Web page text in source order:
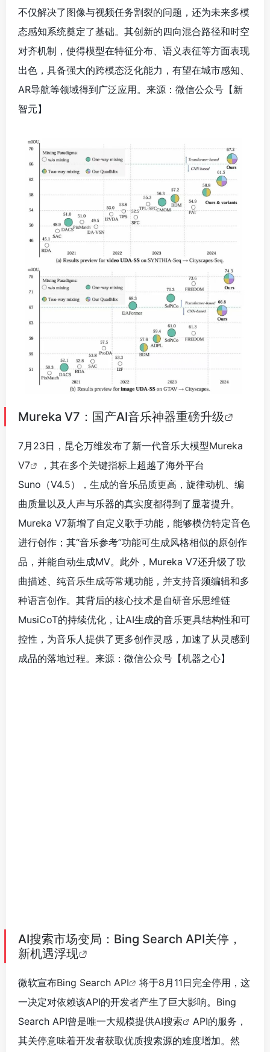
不仅解决了图像与视频任务割裂的问题，还为未来多模
态感知系统奠定了基础。其创新的四向混合路径和时空
对齐机制，使得模型在特征分布、语义表征等方面表现
出色，具备强大的跨模态泛化能力，有望在城市感知、
AR导航等领域得到广泛应用。来源：微信公众号【新
智元】
Mureka V7：国产AI音乐神器重磅升级
7月23日，昆仑万维发布了新一代音乐大模型Mureka
V7
，其在多个关键指标上超越了海外平台
Suno（V4.5），生成的音乐品质更高，旋律动机、编
曲质量以及人声与乐器的真实度都得到了显著提升。
Mureka V7新增了自定义歌手功能，能够模仿特定音色
进行创作；其“音乐参考”功能可生成风格相似的原创作
品，并能自动生成MV。此外，Mureka V7还升级了歌
曲描述、纯音乐生成等常规功能，并支持音频编辑和多
种语言创作。其背后的核心技术是自研音乐思维链
MusiCoT的持续优化，让AI生成的音乐更具结构性和可
控性，为音乐人提供了更多创作灵感，加速了从灵感到
成品的落地过程。来源：微信公众号【机器之心】
AI搜索市场变局：Bing Search API关停，
新机遇浮现
微软宣布Bing Search API
将于8月11日完全停用，这
一决定对依赖该API的开发者产生了巨大影响。Bing
Search API曾是唯一大规模提供AI搜索
API的服务，
其关停意味着开发者获取优质搜索源的难度增加。然